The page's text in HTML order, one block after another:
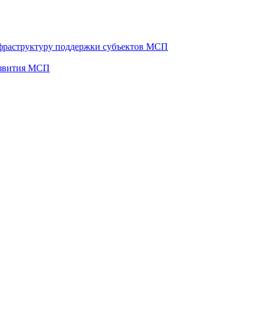
поддержки субъектов МСП
МСП